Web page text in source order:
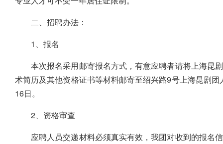
二、招聘办法：
1、报名
本次报名采用邮寄报名方式，有意应聘者请将上海昆
术简历及其他资格证书等材料邮寄至绍兴路9号上海昆剧
16日。
2、资格审查
应聘人员交递材料必须真实有效，我团对收到的报名